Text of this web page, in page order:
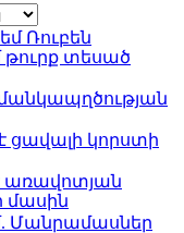
Ռուբեն
թուրք տեսած
ցավալի կորստի
առավոտյան
մասին
Մանրամասներ